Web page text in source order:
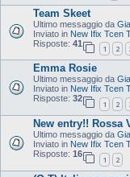
Team Skeet
Ultimo messaggio da
Inviato in New Ifix Tcen
Risposte: 41
1 2
Emma Rosie
Ultimo messaggio da
Inviato in New Ifix Tcen
Risposte: 32
1 2
New entry!! Rossa
Ultimo messaggio da
Inviato in New Ifix Tcen
Risposte: 16
1 2